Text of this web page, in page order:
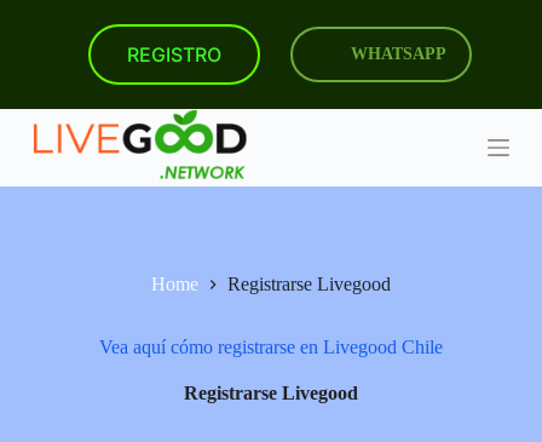
t
REGISTRO WHATSAPP
Home Registrarse Livegood
Vea aquí cómo registrarse en Livegood Chile
Registrarse Livegood